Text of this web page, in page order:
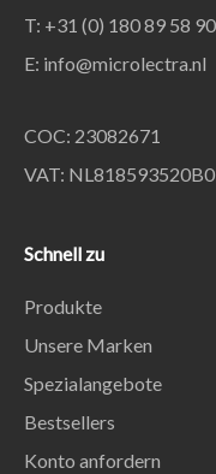
T: +31 (0) 180 89 58 90
E: info@microlectra.nl
COC: 23082671
VAT:
Schnell zu
Produkte
Unsere Marken
Spezialangebote
Bestsellers
Konto anfordern